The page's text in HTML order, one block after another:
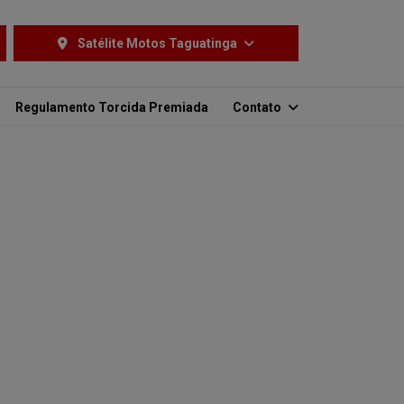
Satélite Motos Taguatinga
Regulamento Torcida Premiada Contato